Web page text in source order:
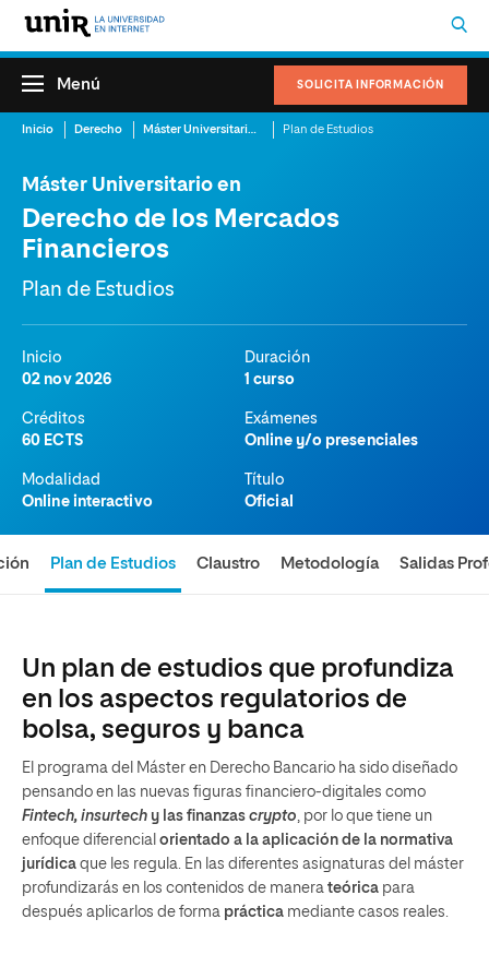
SOLICITA INFORMACIÓN
Menú
Inicio Derecho Máster Universitario en Derecho de los Mercados Financieros Plan de Estudios
Máster Universitario en
Derecho de los Mercados
Financieros
Plan de Estudios
Inicio
02 nov 2026
Duración
1 curso
Créditos
60 ECTS
Exámenes
Online y/o presenciales
Modalidad
Online interactivo
Título
Oficial
Plan de Estudios Claustro Metodología Salidas
Un plan de estudios que profundiza
en los aspectos regulatorios de
bolsa, seguros y banca
El programa del Máster en Derecho Bancario ha sido diseñado
pensando en las nuevas figuras financiero-digitales como
Fintech, insurtech y las finanzas crypto, por lo que tiene un
enfoque diferencial orientado a la aplicación de la normativa
jurídica que les regula. En las diferentes asignaturas del máster
profundizarás en los contenidos de manera teórica para
después aplicarlos de forma práctica mediante casos reales.